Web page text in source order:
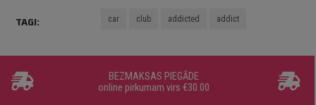
TAGI: car club addicted addict
BEZMAKSAS PIEGĀDE
online pirkumam virs €30.00